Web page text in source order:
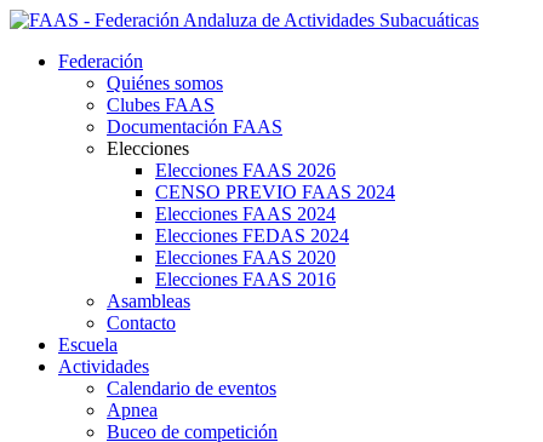
Federación
Quiénes somos
Clubes FAAS
Documentación FAAS
Elecciones
Elecciones FAAS 2026
CENSO PREVIO FAAS 2024
Elecciones FAAS 2024
Elecciones FEDAS 2024
Elecciones FAAS 2020
Elecciones FAAS 2016
Asambleas
Contacto
Escuela
Actividades
Calendario de eventos
Apnea
Buceo de competición